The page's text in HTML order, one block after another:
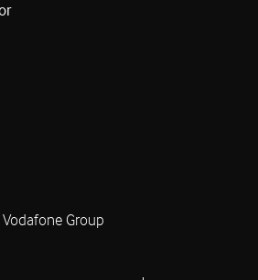
Vodafone Group